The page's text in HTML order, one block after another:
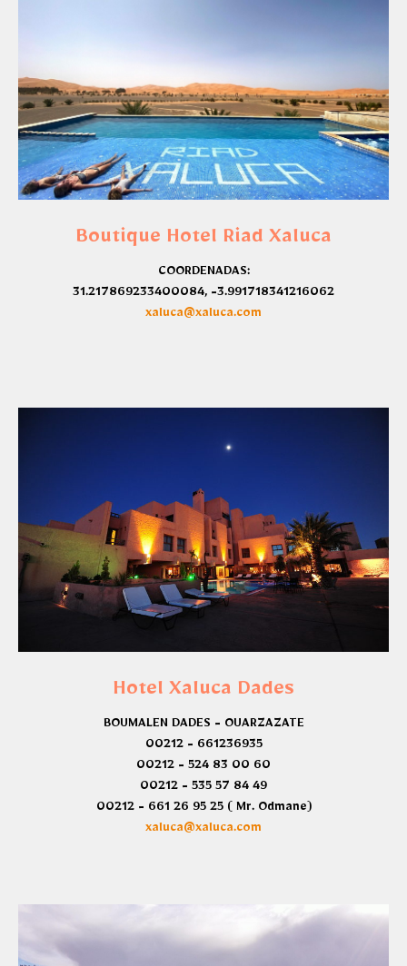
Boutique Hotel Riad Xaluca
COORDENADAS:
31.217869233400084, -3.991718341216062
xaluca@xaluca.com
Hotel Xaluca Dades
BOUMALEN DADES - OUARZAZATE
00212 - 661236935
00212 - 524 83 00 60
00212 - 535 57 84 49
00212 - 661 26 95 25 ( Mr. Odmane)
xaluca@xaluca.com